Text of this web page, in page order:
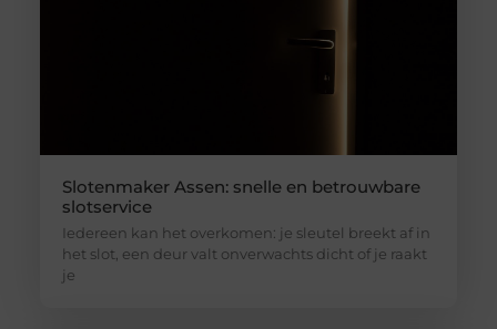
Slotenmaker Assen: snelle en betrouwbare
slotservice
Iedereen kan het overkomen: je sleutel breekt af in
het slot, een deur valt onverwachts dicht of je raakt
je